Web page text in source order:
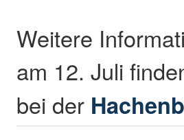
Weitere
am 12. Juli
bei der